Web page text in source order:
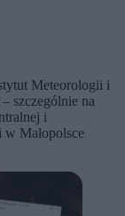
Meteorologii i
szczególnie na
i
Małopolsce